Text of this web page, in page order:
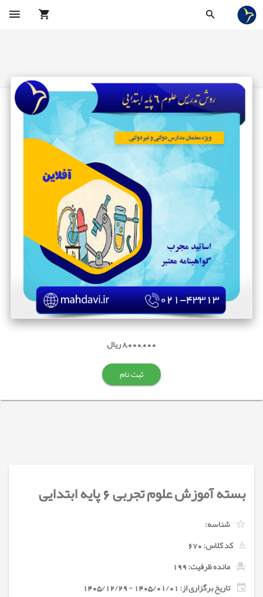
8,000,000 ریال
ثبت نام
بسته آموزش علوم تجربی 6 پایه ابتدایی
شناسه:
کد کلاس:670
مانده ظرفیت: 199
تاریخ برگزاری از: 1405/01/01 - 1405/12/29